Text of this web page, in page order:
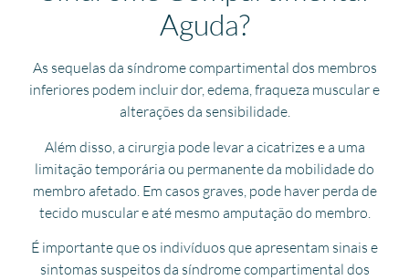
Aguda?
As sequelas da síndrome compartimental dos membros
inferiores podem incluir dor, edema, fraqueza muscular e
alterações da sensibilidade.
Além disso, a cirurgia pode levar a cicatrizes e a uma
limitação temporária ou permanente da mobilidade do
membro afetado. Em casos graves, pode haver perda de
tecido muscular e até mesmo amputação do membro.
É importante que os indivíduos que apresentam sinais e
sintomas suspeitos da síndrome compartimental dos